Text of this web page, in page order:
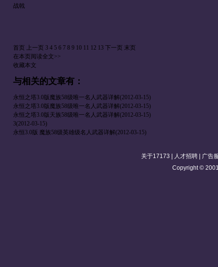
战戟
首页 上一页 3 4 5 6 7 8 9 10 11 12 13 下一页 末页
在本页阅读全文>>
收藏本文
与相关的文章有：
永恒之塔3.0版魔族58级唯一名人武器详解(2012-03-15)
永恒之塔3.0版魔族58级唯一名人武器详解(2012-03-15)
永恒之塔3.0版天族58级唯一名人武器详解(2012-03-15)
3(2012-03-15)
永恒3.0版 魔族58级英雄级名人武器详解(2012-03-15)
关于17173 人才招聘|
广告
Copyright ©